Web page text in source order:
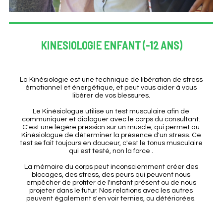
KINESIOLOGIE ENFANT (-12 ANS)
La Kinésiologie est une technique de libération de stress
émotionnel et énergétique, et peut vous aider à vous
libérer de vos blessures.
Le Kinésiologue utilise un test musculaire afin de
communiquer et dialoguer avec le corps du consultant.
C'est une légère pression sur un muscle, qui permet au
Kinésiologue de déterminer la présence d'un stress. Ce
test se fait toujours en douceur, c'est le tonus musculaire
qui est testé, non la force .
La mémoire du corps peut inconsciemment créer des
blocages, des stress, des peurs qui peuvent nous
empêcher de profiter de l'instant présent ou de nous
projeter dans le futur. Nos relations avec les autres
peuvent également s'en voir ternies, ou détériorées.